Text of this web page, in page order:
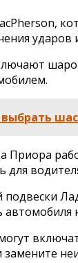
ударов